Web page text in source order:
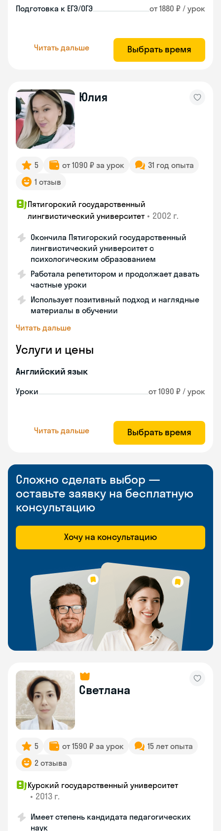
Подготовка к ЕГЭ/ОГЭ от 1880 ₽ / урок
Читать дальше Выбрать время
Юлия
5 от 1090 ₽ за урок
31 год опыта
1 отзыв
Пятигорский государственный
лингвистический университет • 2002 г.
Окончила Пятигорский государственный
лингвистический университет с
психологическим образованием
Работала репетитором и продолжает давать
частные уроки
Использует позитивный подход и наглядные
материалы в обучении
Читать дальше
Услуги и цены
Английский язык
Уроки от 1090 ₽ / урок
Читать дальше Выбрать время
Сложно сделать выбор —
оставьте заявку на бесплатную
консультацию
Хочу на консультацию
Светлана
5 от 1590 ₽ за урок
15 лет опыта
2 отзыва
Курский государственный университет
• 2013 г.
Имеет степень кандидата педагогических
наук